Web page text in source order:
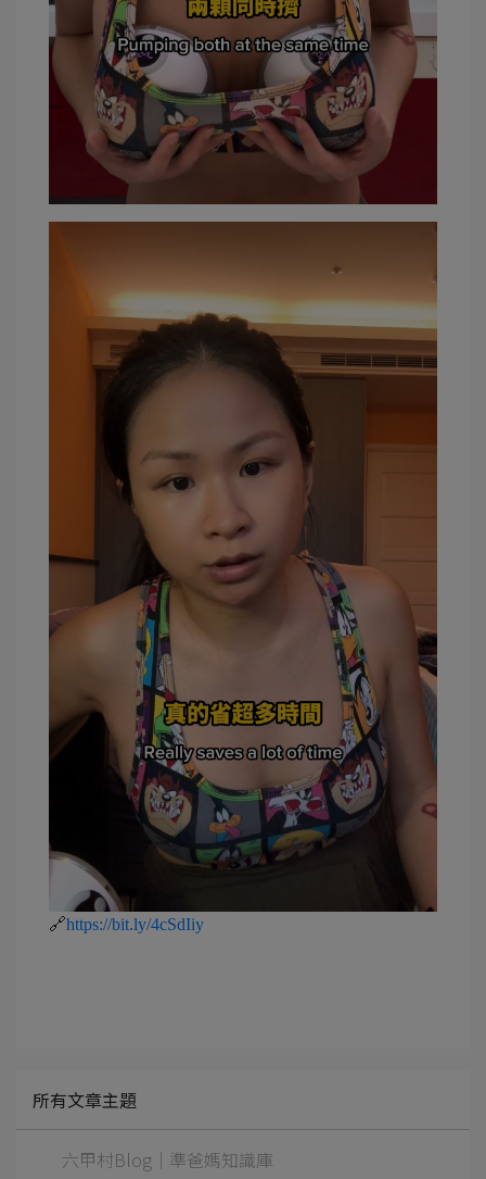
🔗https://bit.ly/4cSdIiy
所有文章主題
六甲村Blog｜準爸媽知識庫